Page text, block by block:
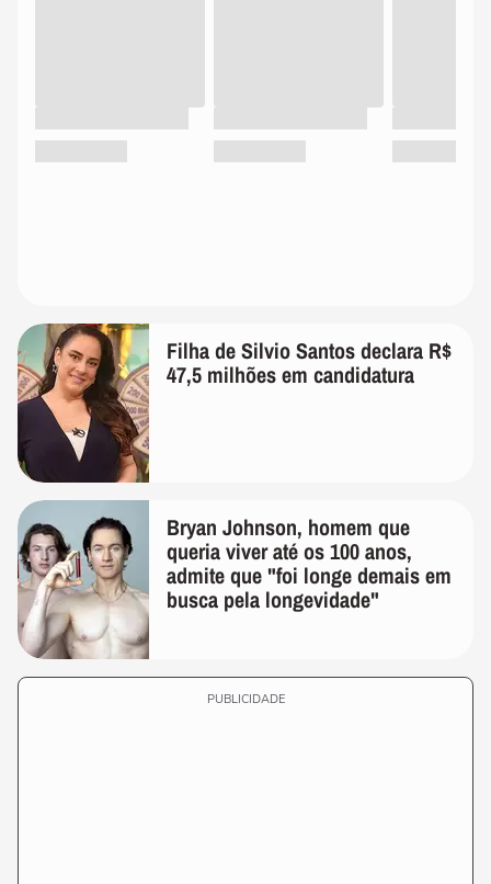
Filha de Silvio Santos declara R$
47,5 milhões em candidatura
Bryan Johnson, homem que
queria viver até os 100 anos,
admite que "foi longe demais em
busca pela longevidade"
PUBLICIDADE